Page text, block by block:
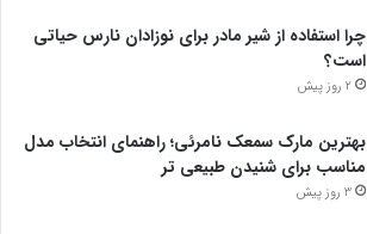
چرا استفاده از شیر مادر برای نوزادان نارس حیاتی
است؟
2 روز پیش
بهترین مارک سمعک نامرئی؛ راهنمای انتخاب مدل
مناسب برای شنیدن طبیعی تر
3 روز پیش